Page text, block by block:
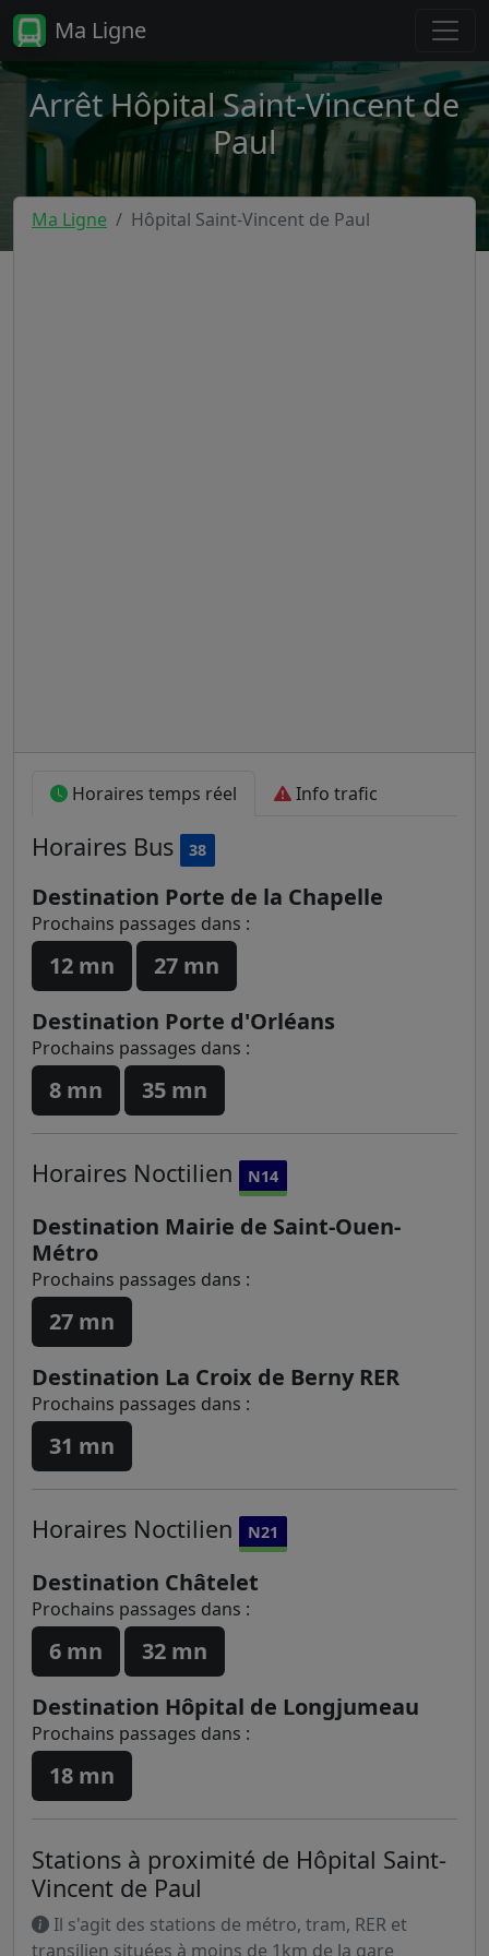
Ma Ligne
Arrêt Hôpital Saint-Vincent de
Paul
Ma Ligne Hôpital Saint-Vincent de Paul
Horaires temps réel Info trafic
Horaires Bus 38
Destination Porte de la Chapelle
Prochains passages dans :
12 mn
27 mn
Destination Porte d'Orléans
Prochains passages dans :
8 mn 35 mn
Horaires Noctilien N14
Destination Mairie de Saint-Ouen-
Métro
Prochains passages dans :
27 mn
Destination La Croix de Berny RER
Prochains passages dans :
31 mn
Horaires Noctilien N21
Destination Châtelet
Prochains passages dans :
6 mn
32 mn
Destination Hôpital de Longjumeau
Prochains passages dans :
18 mn
Stations à proximité de Hôpital Saint-
Vincent de Paul
Il s'agit des stations de métro, tram, RER et
transilien situées à moins de 1km de la gare